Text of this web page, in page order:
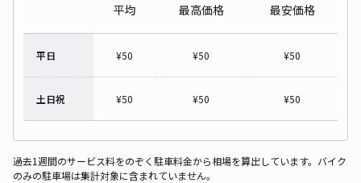
平均 最高価格 最安価格
平日 ¥50 ¥50 ¥50
土日祝 ¥50 ¥50 ¥50
過去1週間のサービス料をのぞく駐車料金から相場を算出しています。バイク
のみの駐車場は集計対象に含まれていません。